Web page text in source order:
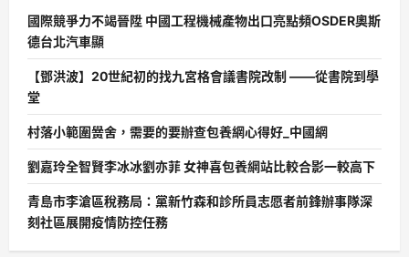
國際競爭力不竭晉陞 中國工程機械產物出口亮點頻OSDER奧斯
德台北汽車顯
【鄧洪波】20世紀初的找九宮格會議書院改制 ——從書院到學
堂
村落小範圍黌舍，需要的要辦查包養網心得好_中國網
劉嘉玲全智賢李冰冰劉亦菲 女神喜包養網站比較合影一較高下
青島市李滄區稅務局：黨新竹森和診所員志愿者前鋒辦事隊深
刻社區展開疫情防控任務